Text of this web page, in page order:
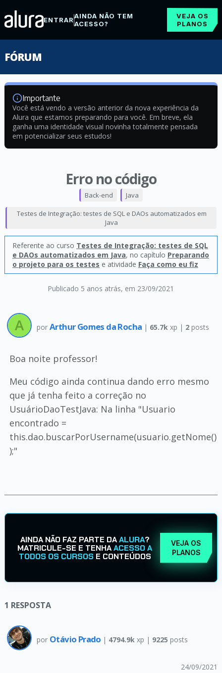
ENTRARAINDA NÃO TEM
ACESSO?
VEJA OS
PLANOS
FÓRUM
Importante
Você está vendo a versão anterior da nova experiência da
Alura que estamos preparando para você. Em breve, ela
ganha uma identidade visual novinha totalmente pensada
em potencializar seus estudos!
Erro no código
Publicado 5 anos atrás, em 23/09/2021
Back-end Java
Testes de Integração: testes de SQL e DAOs automatizados em
Java
Referente ao curso Testes de Integração: testes de SQL
e DAOs automatizados em Java, no capítulo Preparando
o projeto para os testes e atividade Faça como eu fiz
por Arthur Gomes da Rocha | 65.7k xp | 2posts
Boa noite professor!
Meu código ainda continua dando erro mesmo
que já tenha feito a correção no
UsuárioDaoTestJava: Na linha "Usuario
encontrado =
this.dao.buscarPorUsername(usuario.getNome()
);"
AINDA NÃO FAZ PARTE DAALURA?
MATRICULE-SE E TENHAACESSO A
TODOS OS CURSOS E CONTEÚDOS
VEJA OS
PLANOS
1 RESPOSTA
por Otávio Prado | 4794.9k xp | 9225 posts
24/09/2021